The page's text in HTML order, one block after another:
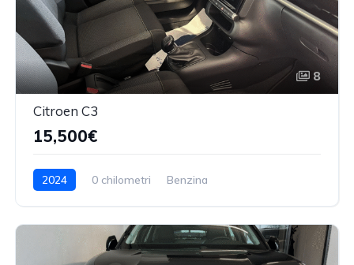
8
Citroen C3
15,500€
2024 0 chilometri Benzina